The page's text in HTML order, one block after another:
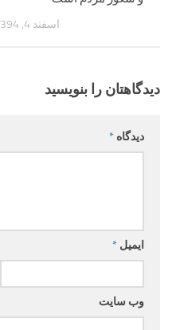
اسفند 4, 1394
دیدگاهتان را بنویسید
دیدگاه *
ایمیل *
وب‌ سایت